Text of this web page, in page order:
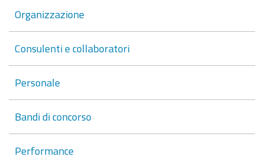
Organizzazione
Consulenti e collaboratori
Personale
Bandi di concorso
Performance